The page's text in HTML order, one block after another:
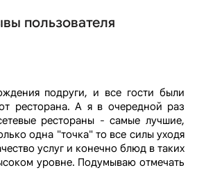
пользователя
подруги, и все гости были
ресторана. А я в очередной раз
рестораны - самые лучшие,
одна "точка" то все силы уходя
услуг и конечно блюд в таких
уровне. Подумываю отмечать